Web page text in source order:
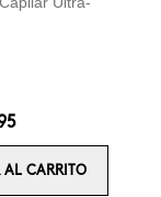
CARRITO